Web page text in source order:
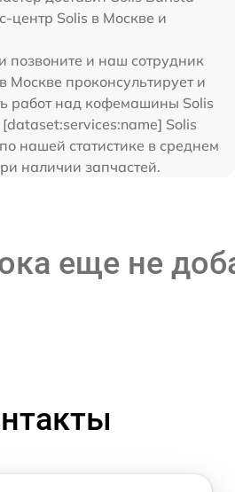
центр Solis в Москве и
позвоните и наш сотрудник
Москве проконсультирует и
работ над кофемашины Solis
Solis
нашей статистике в среднем
наличии запчастей.
еще не